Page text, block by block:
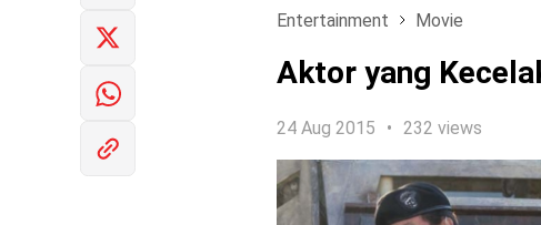
Entertainment Movie
Aktor yang
24 Aug 2015 232 views